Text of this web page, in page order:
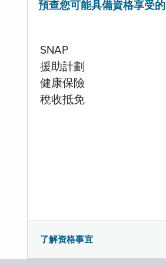
預查您可能具備資格享受
SNAP
援助計劃
健康保險
稅收抵免
了解资格事宜